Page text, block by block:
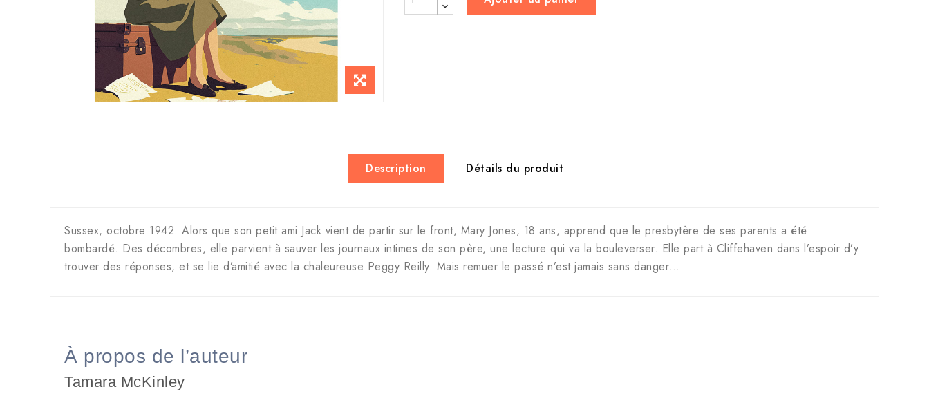
Description Détails du produit
Sussex, octobre 1942. Alors que son petit ami Jack vient de partir sur le front, Mary Jones, 18 ans, apprend que le presbytère de ses parents a été
bombardé. Des décombres, elle parvient à sauver les journaux intimes de son père, une lecture qui va la bouleverser. Elle part à Cliffehaven dans l’espoir d’y
trouver des réponses, et se lie d’amitié avec la chaleureuse Peggy Reilly. Mais remuer le passé n’est jamais sans danger…
À propos de l’auteur
Tamara McKinley